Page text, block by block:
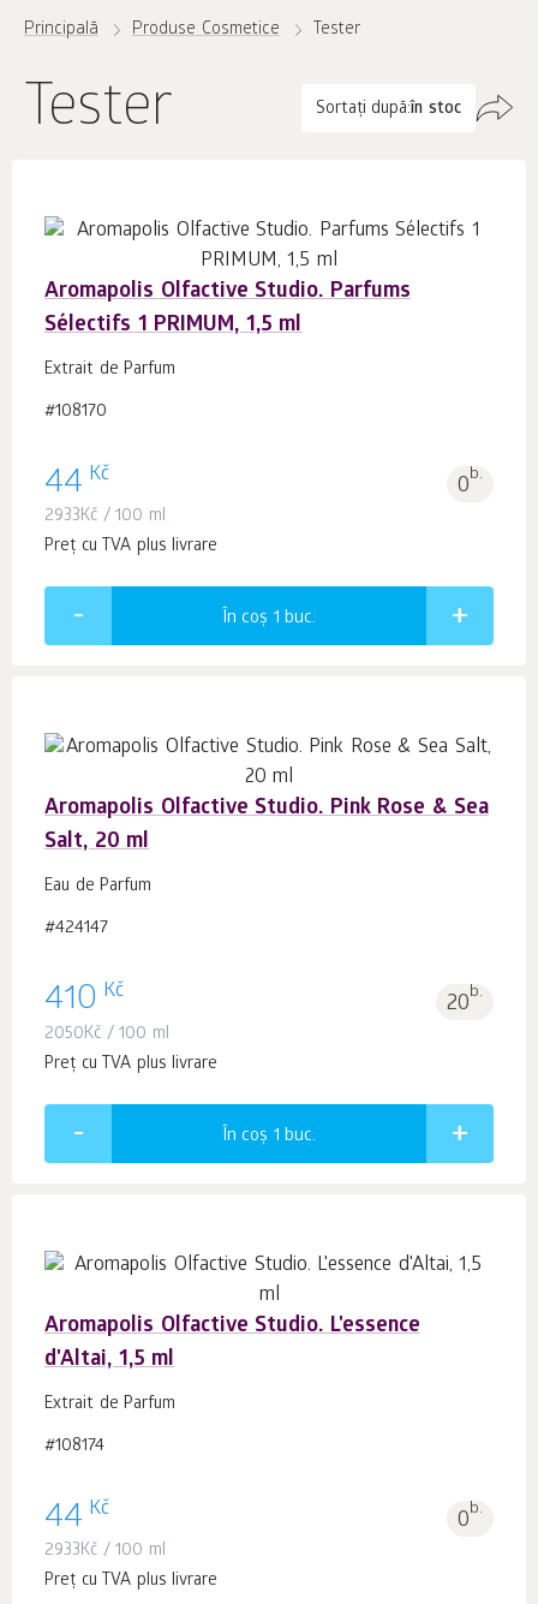
Principală Produse Cosmetice Tester
Tester Sortați după:în stoc
Aromapolis Olfactive Studio. Parfums
Sélectifs 1 PRIMUM, 1,5 ml
Extrait de Parfum
#108170
44 Kč 0b.
2933Kč / 100 ml
Preț cu TVA plus livrare
În coș 1 buc.
Aromapolis Olfactive Studio. Pink Rose & Sea
Salt, 20 ml
Eau de Parfum
#424147
410 Kč 20b.
2050Kč / 100 ml
Preț cu TVA plus livrare
În coș 1 buc.
Aromapolis Olfactive Studio. L'essence
d'Altai, 1,5 ml
Extrait de Parfum
#108174
44 Kč 0b.
2933Kč / 100 ml
Preț cu TVA plus livrare